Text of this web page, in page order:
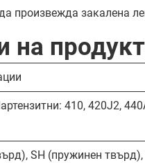
произвежда закалена
на
410, 420J2,
SH (пружинен